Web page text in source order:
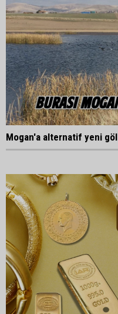
Mogan'a alternatif yeni göl